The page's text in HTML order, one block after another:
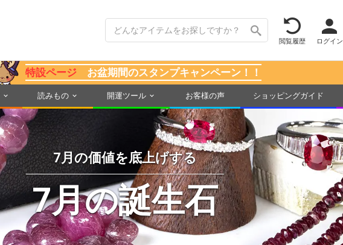
閲覧履歴 ログイン
特設ページ お盆期間のスタンプキャンペーン！！
読みもの 開運ツール お客様の声 ショッピングガイド
7月の価値を底上げする
7月の誕生石